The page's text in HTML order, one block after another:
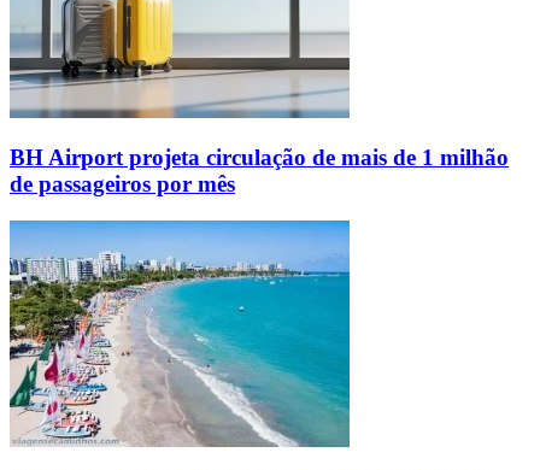
BH Airport projeta circulação de mais de 1 milhão
de passageiros por mês